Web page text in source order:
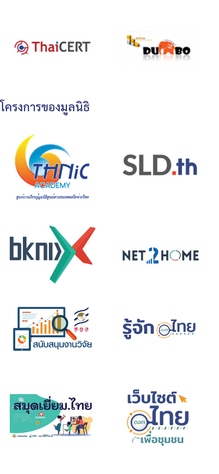
โครงการของมูลนิธิ